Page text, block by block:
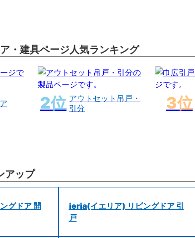
・建具ページ人気ランキング
アウトセット吊戸・
引分
アップ
グドア 開
ieria(イエリア) リビングドア 引
戸